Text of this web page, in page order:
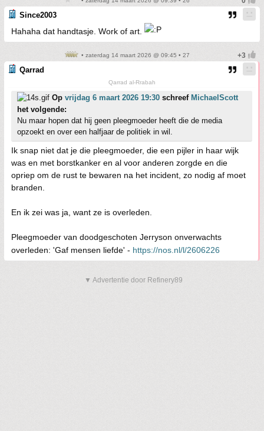
Since2003
Hahaha dat handtasje. Work of art.
• zaterdag 14 maart 2026 @ 09:45 • 27
Qarrad
Qarrad al-Rrabah
Op vrijdag 6 maart 2026 19:30 schreef MichaelScott
het volgende:
Nu maar hopen dat hij geen pleegmoeder heeft die de media
opzoekt en over een halfjaar de politiek in wil.
Ik snap niet dat je die pleegmoeder, die een pijler in haar wijk
was en met borstkanker en al voor anderen zorgde en die
opriep om de rust te bewaren na het incident, zo nodig af moet
branden.
En ik zei was ja, want ze is overleden.
Pleegmoeder van doodgeschoten Jerryson onverwachts
overleden: 'Gaf mensen liefde' - https://nos.nl/l/2606226
▼ Advertentie door Refinery89